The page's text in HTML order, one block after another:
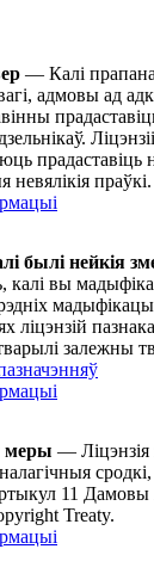
— Калі
адмовы ад
прадаставіць
невялікія праўкі.
былі нейкія
калі вы
ліцэнзій
залежны
меры — Ліцэнзія
11 Дамовы
Treaty.